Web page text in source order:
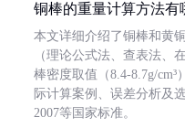
铜棒的重量计算方法有
本文详细介绍了铜棒和黄
（理论公式法、查表法、
棒密度取值（8.4-8.7g/
际计算案例、误差分析及
2007等国家标准。